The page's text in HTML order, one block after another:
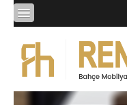
BİBLOLAR